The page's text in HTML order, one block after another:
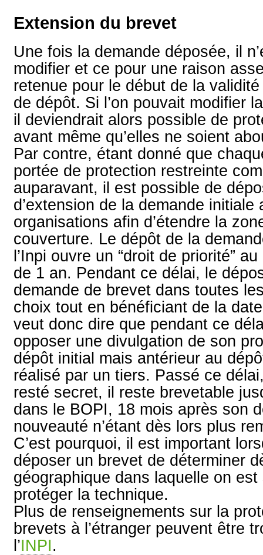
Extension du brevet
Une fois la demande déposée, il
modifier et ce pour une raison
retenue pour le début de la
de dépôt. Si l’on pouvait modifier
il deviendrait alors possible de
avant même qu’elles ne soient
Par contre, étant donné que
portée de protection restreinte
auparavant, il est possible de
d’extension de la demande initiale
organisations afin d’étendre la
couverture. Le dépôt de la
l’Inpi ouvre un “droit de priorité”
de 1 an. Pendant ce délai, le
demande de brevet dans toutes
choix tout en bénéficiant de la
veut donc dire que pendant ce
opposer une divulgation de son
dépôt initial mais antérieur au
réalisé par un tiers. Passé ce
resté secret, il reste brevetable
dans le BOPI, 18 mois après son
nouveauté n’étant dès lors plus
C’est pourquoi, il est important
déposer un brevet de déterminer
géographique dans laquelle on
protéger la technique.
Plus de renseignements sur la
brevets à l’étranger peuvent être
l’INPI.